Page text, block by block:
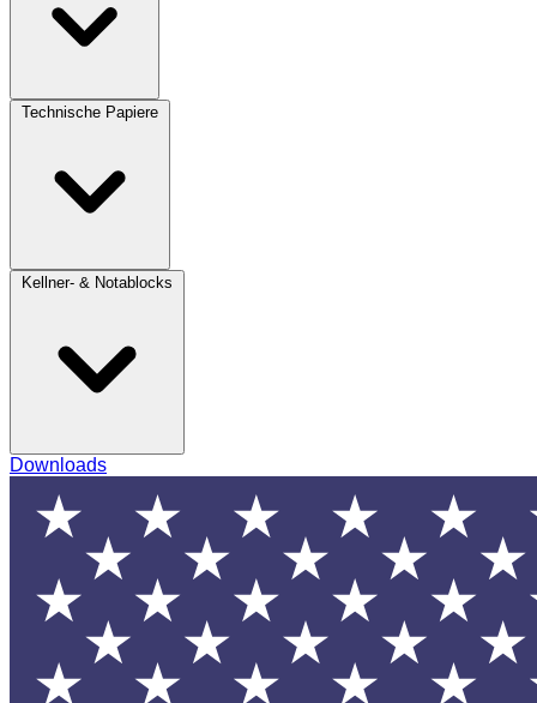
Technische Papiere
Kellner- & Notablocks
Downloads